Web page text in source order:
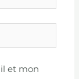
et mon